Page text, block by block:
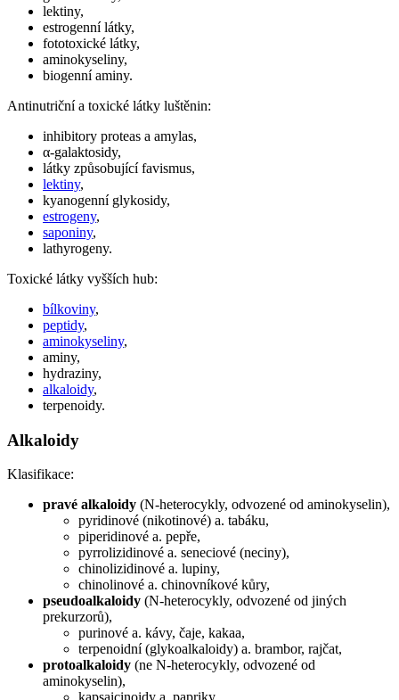
lektiny,
estrogenní látky,
fototoxické látky,
aminokyseliny,
biogenní aminy.
Antinutriční a toxické látky luštěnin:
inhibitory proteas a amylas,
α-galaktosidy,
látky způsobující favismus,
lektiny,
kyanogenní glykosidy,
estrogeny,
saponiny,
lathyrogeny.
Toxické látky vyšších hub:
bílkoviny,
peptidy,
aminokyseliny,
aminy,
hydraziny,
alkaloidy,
terpenoidy.
Alkaloidy
Klasifikace:
pravé alkaloidy (N-heterocykly, odvozené od aminokyselin),
pyridinové (nikotinové) a. tabáku,
piperidinové a. pepře,
pyrrolizidinové a. seneciové (neciny),
chinolizidinové a. lupiny,
chinolinové a. chinovníkové kůry,
pseudoalkaloidy (N-heterocykly, odvozené od jiných
prekurzorů),
purinové a. kávy, čaje, kakaa,
terpenoidní (glykoalkaloidy) a. brambor, rajčat,
protoalkaloidy (ne N-heterocykly, odvozené od
aminokyselin),